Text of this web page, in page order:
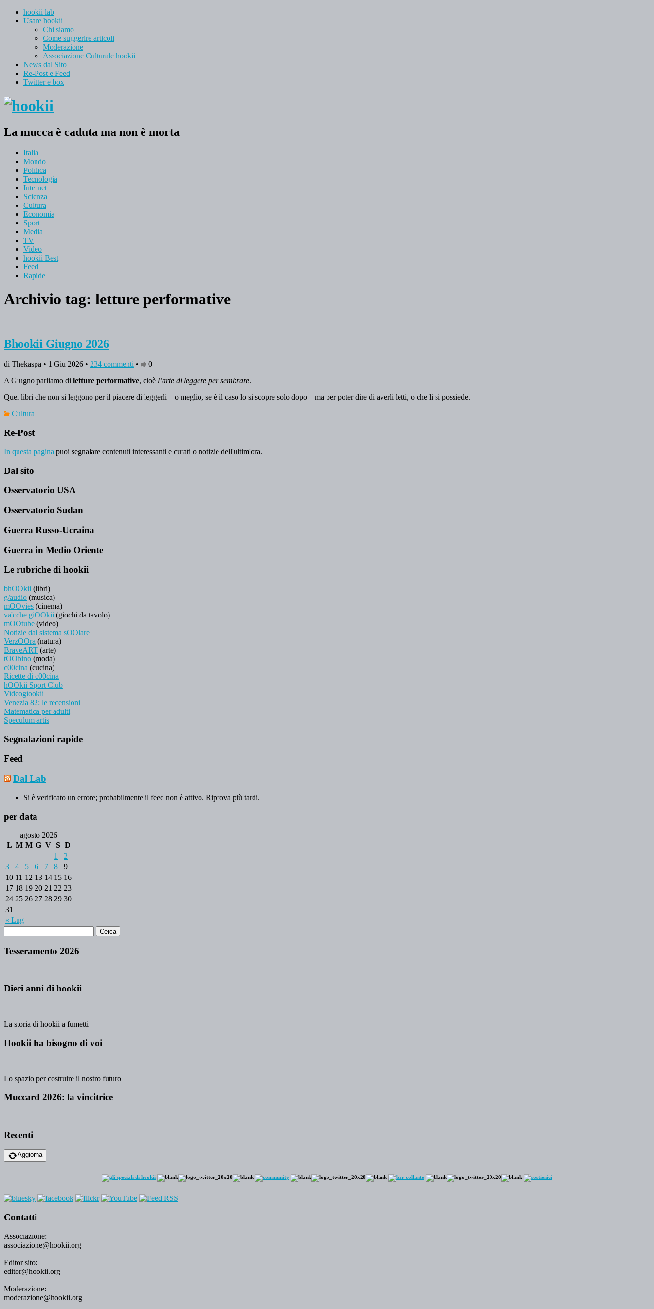
hookii lab
Usare hookii
Chi siamo
Come suggerire articoli
Moderazione
Associazione Culturale hookii
News dal Sito
Re-Post e Feed
Twitter e box
La mucca è caduta ma non è morta
Italia
Mondo
Politica
Tecnologia
Internet
Scienza
Cultura
Economia
Sport
Media
TV
Video
hookii Best
Feed
Rapide
Archivio tag: letture performative
Bhookii Giugno 2026
di Thekaspa • 1 Giu 2026 • 234 commenti •
0
A Giugno parliamo di letture performative, cioè l’arte di leggere per sembrare.
Quei libri che non si leggono per il piacere di leggerli – o meglio, se è il caso lo si scopre solo dopo – ma per poter dire di averli letti, o che li si possiede.
Cultura
Re-Post
In questa pagina puoi segnalare contenuti interessanti e curati o notizie dell'ultim'ora.
Dal sito
Osservatorio USA
Osservatorio Sudan
Guerra Russo-Ucraina
Guerra in Medio Oriente
Le rubriche di hookii
bhOOkii (libri)
g/audio (musica)
mOOvies (cinema)
va'cche giOOkii (giochi da tavolo)
mOOtube (video)
Notizie dal sistema sOOlare
VerzOOra (natura)
BraveART (arte)
tOObino (moda)
c00cina (cucina)
Ricette di c00cina
hOOkii Sport Club
Videogiookii
Venezia 82: le recensioni
Matematica per adulti
Speculum artis
Segnalazioni rapide
Feed
Dal Lab
Si è verificato un errore; probabilmente il feed non è attivo. Riprova più tardi.
per data
agosto 2026
L M M G V S D
« Lug
1
2
3
4 5 6 7 8
9
10 11 12 13 14 15 16
17 18 19 20 21 22 23
24 25 26 27 28 29 30
31
Tesseramento 2026
Dieci anni di hookii
La storia di hookii a fumetti
Hookii ha bisogno di voi
Lo spazio per costruire il nostro futuro
Muccard 2026: la vincitrice
Recenti
Aggiorna
Contatti
Associazione:
associazione@hookii.org
Editor sito:
editor@hookii.org
Moderazione:
moderazione@hookii.org